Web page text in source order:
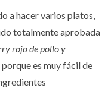
a hacer varios platos,
totalmente aprobada
rojo de pollo y
es muy fácil de